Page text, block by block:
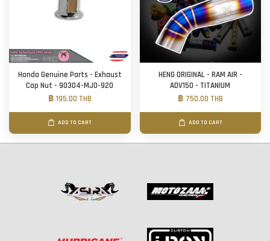
Honda Genuine Parts - Exhaust
Cap Nut - 90304-MJ0-920
฿ 195.00 THB
ADD TO CART
HENG ORIGINAL - RAM AIR -
ADV150 - TITANIUM
฿ 750.00 THB
ADD TO CART